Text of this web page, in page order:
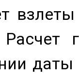
Расчет